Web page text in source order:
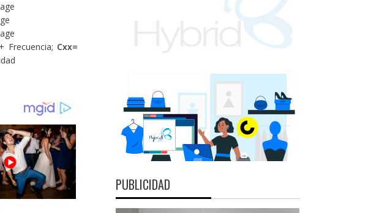
Frecuencia; Cxx=
PUBLICIDAD